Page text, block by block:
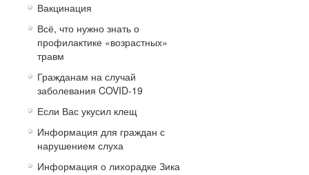
Вакцинация
Всё, что нужно знать о
профилактике «возрастных»
травм
Гражданам на случай
заболевания COVID-19
Если Вас укусил клещ
Информация для граждан с
нарушением слуха
Информация о лихорадке Зика